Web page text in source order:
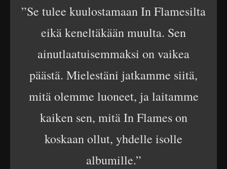
”Se tulee kuulostamaan In Flamesilta
eikä keneltäkään muulta. Sen
ainutlaatuisemmaksi on vaikea
päästä. Mielestäni jatkamme siitä,
mitä olemme luoneet, ja laitamme
kaiken sen, mitä In Flames on
koskaan ollut, yhdelle isolle
albumille.”